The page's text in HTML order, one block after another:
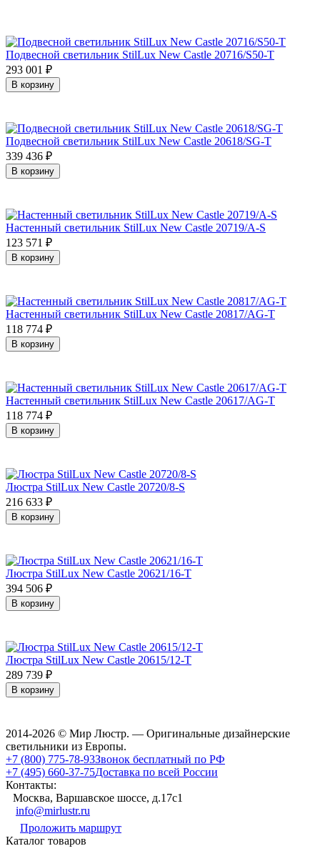
Подвесной светильник StilLux New Castle 20716/S50-T
293 001 ₽
В корзину
Подвесной светильник StilLux New Castle 20618/SG-T
339 436 ₽
В корзину
Настенный светильник StilLux New Castle 20719/A-S
123 571 ₽
В корзину
Настенный светильник StilLux New Castle 20817/AG-T
118 774 ₽
В корзину
Настенный светильник StilLux New Castle 20617/AG-T
118 774 ₽
В корзину
Люстра StilLux New Castle 20720/8-S
216 633 ₽
В корзину
Люстра StilLux New Castle 20621/16-T
394 506 ₽
В корзину
Люстра StilLux New Castle 20615/12-T
289 739 ₽
В корзину
2014-2026 © Мир Люстр. — Оригинальные дизайнерские
светильники из Европы.
+7 (800) 775-78-93Звонок бесплатный по РФ
+7 (495) 660-37-75Доставка по всей России
Контакты:
Москва, Варшавское шоссе, д.17c1
info@mirlustr.ru
Проложить маршрут
Каталог товаров